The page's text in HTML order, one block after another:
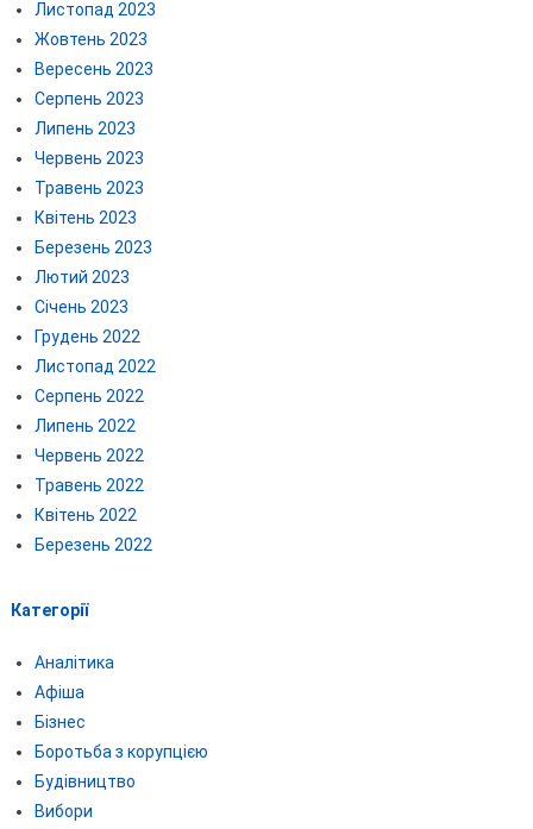
Листопад 2023
Жовтень 2023
Вересень 2023
Серпень 2023
Липень 2023
Червень 2023
Травень 2023
Квітень 2023
Березень 2023
Лютий 2023
Січень 2023
Грудень 2022
Листопад 2022
Серпень 2022
Липень 2022
Червень 2022
Травень 2022
Квітень 2022
Березень 2022
Категорії
Аналітика
Афіша
Бізнес
Боротьба з корупцією
Будівництво
Вибори